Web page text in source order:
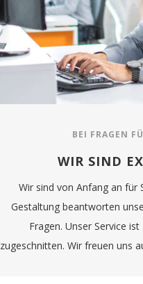
BEI FRAGEN
WIR SIND
Wir sind von Anfang an für
Gestaltung beantworten
Fragen. Unser Service
zugeschnitten. Wir freuen uns